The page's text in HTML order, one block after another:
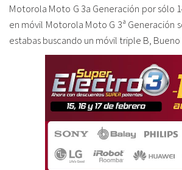
Motorola Moto G 3a Generación por sólo
en móvil Motorola Moto G 3ª Generación
estabas buscando un móvil triple B, Bueno